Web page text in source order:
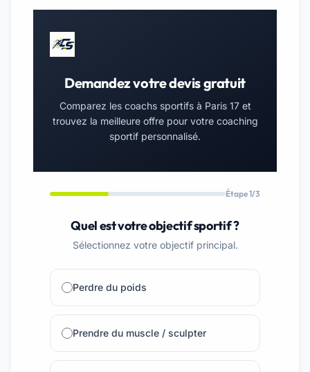
Demandez votre devis gratuit
Comparez les coachs sportifs à Paris 17 et
trouvez la meilleure offre pour votre coaching
sportif personnalisé.
Étape 1/3
Quel est votre objectif sportif ?
Sélectionnez votre objectif principal.
Perdre du poids
Prendre du muscle / sculpter